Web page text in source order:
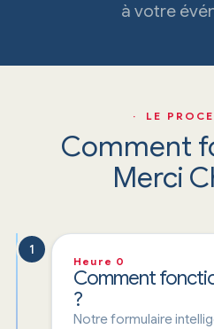
à votre
· LE
Comment
Merci
1
Heure 0
Comment
?
Notre formulaire